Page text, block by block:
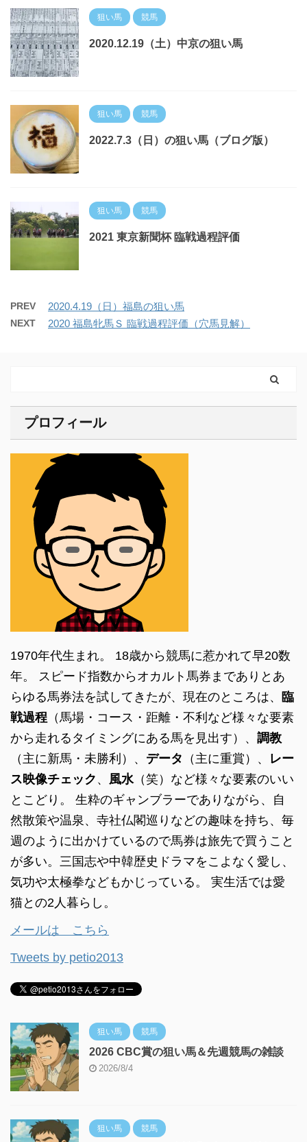
狙い馬 競馬
2020.12.19（土）中京の狙い馬
狙い馬 競馬
2022.7.3（日）の狙い馬（ブログ版）
狙い馬 競馬
2021 東京新聞杯 臨戦過程評価
PREV 2020.4.19（日）福島の狙い馬
NEXT 2020 福島牝馬Ｓ 臨戦過程評価（穴馬見解）
プロフィール
1970年代生まれ。 18歳から競馬に惹かれて早20数
年。 スピード指数からオカルト馬券までありとあ
らゆる馬券法を試してきたが、現在のところは、 臨
戦過程 （馬場・コース・距離・不利など様々な要素
から走れるタイミングにある馬を見出す）、 調教
（主に新馬・未勝利）、 データ （主に重賞）、 レー
ス映像チェック 、 風水（笑）など様々な要素のいい
とこどり。 生粋のギャンブラーでありながら、自
然散策や温泉、寺社仏閣巡りなどの趣味を持ち、毎
週のように出かけているので馬券は旅先で買うこと
が多い。三国志や中韓歴史ドラマをこよなく愛し、
気功や太極拳などもかじっている。 実生活では愛
猫との2人暮らし。
メールは こちら
Tweets by petio2013
狙い馬 競馬
2026 CBC賞の狙い馬＆先週競馬の雑談
2026/8/4
狙い馬 競馬